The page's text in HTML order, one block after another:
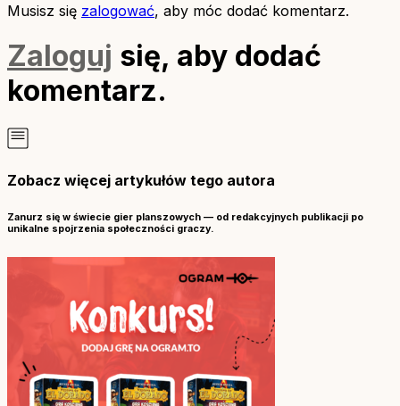
Musisz się zalogować, aby móc dodać komentarz.
Zaloguj się, aby dodać
komentarz.
Zobacz więcej artykułów tego autora
Zanurz się w świecie gier planszowych — od redakcyjnych publikacji po
unikalne spojrzenia społeczności graczy.